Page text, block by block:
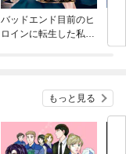
バッドエンド目前のヒ
ロインに転生した私、
もっと見る